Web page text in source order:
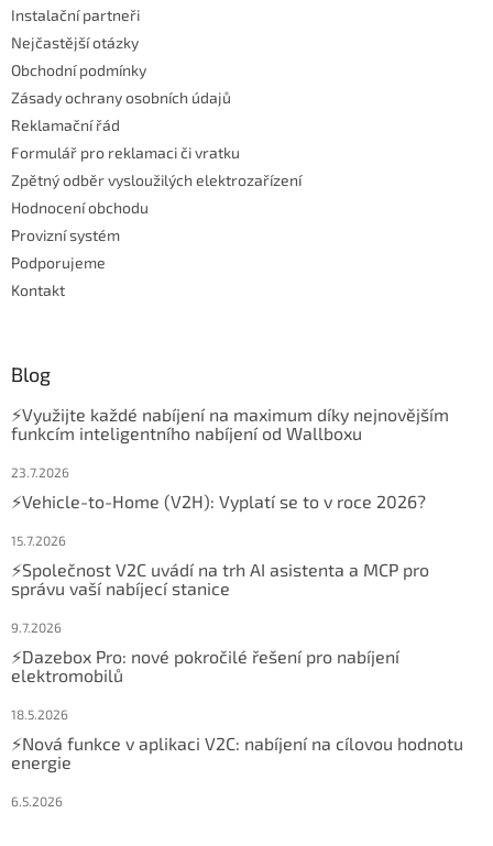
Instalační partneři
Nejčastější otázky
Obchodní podmínky
Zásady ochrany osobních údajů
Reklamační řád
Formulář pro reklamaci či vratku
Zpětný odběr vysloužilých elektrozařízení
Hodnocení obchodu
Provizní systém
Podporujeme
Kontakt
Blog
⚡Využijte každé nabíjení na maximum díky nejnovějším
funkcím inteligentního nabíjení od Wallboxu
23.7.2026
⚡Vehicle-to-Home (V2H): Vyplatí se to v roce 2026?
15.7.2026
⚡Společnost V2C uvádí na trh AI asistenta a MCP pro
správu vaší nabíjecí stanice
9.7.2026
⚡Dazebox Pro: nové pokročilé řešení pro nabíjení
elektromobilů
18.5.2026
⚡Nová funkce v aplikaci V2C: nabíjení na cílovou hodnotu
energie
6.5.2026